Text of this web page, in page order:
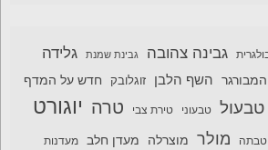
גבינה צהובה גבינת שמנת גלידה
המבורגר השף הלבן זוגלובק חדש על המדף
טבעול טבעוני טירת צבי טרה יוגורט
יטבתה מולר מוצרלה מעדן חלב מעדנות